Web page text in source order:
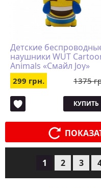
Детские
наушники WUT
Animals «Смайл Joy»
299 грн. 1375
КУПИТЬ
1 2 3